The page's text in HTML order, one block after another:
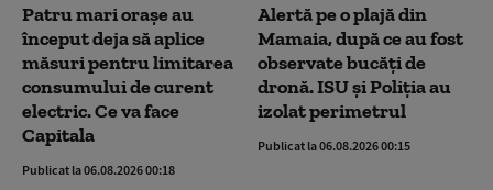
Patru mari orașe au
început deja să aplice
măsuri pentru limitarea
consumului de curent
electric. Ce va face
Capitala
Publicat la 06.08.2026 00:18
Alertă pe o plajă din
Mamaia, după ce au fost
observate bucăți de
dronă. ISU și Poliția au
izolat perimetrul
Publicat la 06.08.2026 00:15